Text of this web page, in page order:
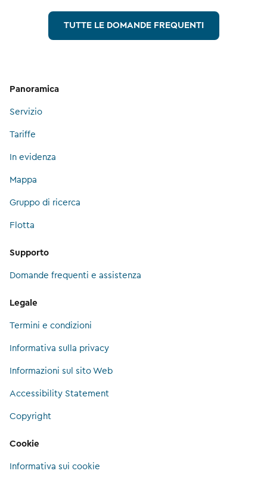
TUTTE LE DOMANDE FREQUENTI
Panoramica
Servizio
Tariffe
In evidenza
Mappa
Gruppo di ricerca
Flotta
Supporto
Domande frequenti e assistenza
Legale
Termini e condizioni
Informativa sulla privacy
Informazioni sul sito Web
Accessibility Statement
Copyright
Cookie
Informativa sui cookie